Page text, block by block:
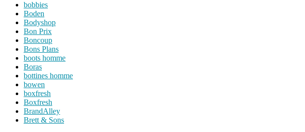
bobbies
Boden
Bodyshop
Bon Prix
Boncoup
Bons Plans
boots homme
Boras
bottines homme
bowen
boxfresh
Boxfresh
BrandAlley
Brett & Sons